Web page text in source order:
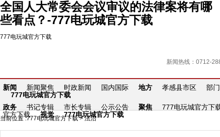
全国人大常委会会议审议的法律案将有哪
些看点？-777电玩城官方下载
777电玩城官方下载
新闻热线：0712-
新闻 新闻聚焦 时政新闻 国内国际 地方 孝感县市区
部门
777电玩城官方下载
政务
书记专辑 市长专辑 公示公告 聚焦
777电玩城官方下
官方下载
视觉 777电玩城官方下载
当前位置 :777电玩城官方下载>法治